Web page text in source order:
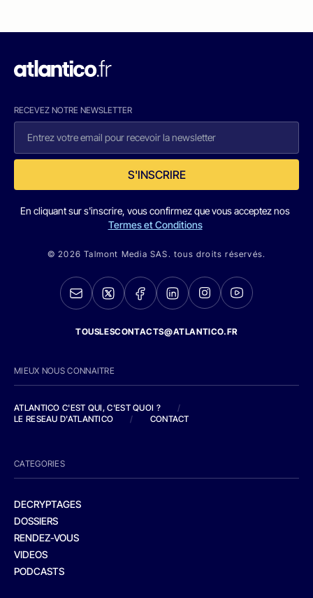
RECEVEZ NOTRE NEWSLETTER
S'INSCRIRE
En cliquant sur s'inscrire, vous confirmez que vous acceptez nos
Termes et Conditions
© 2026 Talmont Media SAS. tous droits réservés.
TOUSLESCONTACTS@ATLANTICO.FR
MIEUX NOUS CONNAITRE
ATLANTICO C'EST QUI, C'EST QUOI ?
/
LE RESEAU D'ATLANTICO
/ CONTACT
CATEGORIES
DECRYPTAGES
DOSSIERS
RENDEZ-VOUS
VIDEOS
PODCASTS